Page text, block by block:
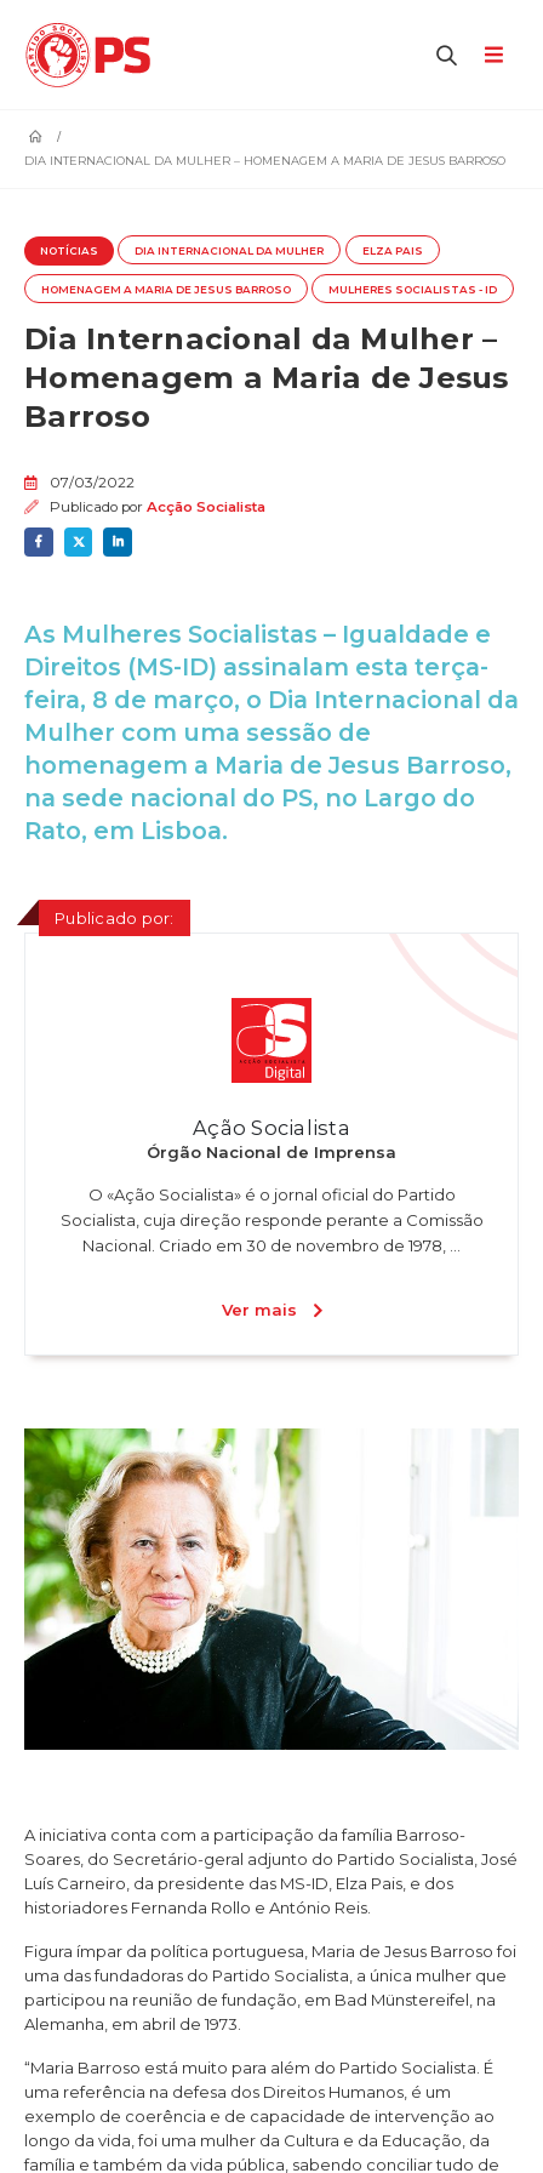
DIA INTERNACIONAL DA MULHER – HOMENAGEM A MARIA DE JESUS BARROSO
NOTÍCIAS DIA INTERNACIONAL DA MULHER ELZA PAIS
HOMENAGEM A MARIA DE JESUS BARROSO MULHERES SOCIALISTAS - ID
Dia Internacional da Mulher –
Homenagem a Maria de Jesus
Barroso
07/03/2022
Publicado por Acção Socialista
As Mulheres Socialistas – Igualdade e
Direitos (MS-ID) assinalam esta terça-
feira, 8 de março, o Dia Internacional da
Mulher com uma sessão de
homenagem a Maria de Jesus Barroso,
na sede nacional do PS, no Largo do
Rato, em Lisboa.
Publicado por:
Ação Socialista
Órgão Nacional de Imprensa
O «Ação Socialista» é o jornal oficial do Partido
Socialista, cuja direção responde perante a Comissão
Nacional. Criado em 30 de novembro de 1978, ...
Ver mais
A iniciativa conta com a participação da família Barroso-
Soares, do Secretário-geral adjunto do Partido Socialista, José
Luís Carneiro, da presidente das MS-ID, Elza Pais, e dos
historiadores Fernanda Rollo e António Reis.
Figura ímpar da política portuguesa, Maria de Jesus Barroso foi
uma das fundadoras do Partido Socialista, a única mulher que
participou na reunião de fundação, em Bad Münstereifel, na
Alemanha, em abril de 1973.
“Maria Barroso está muito para além do Partido Socialista. É
uma referência na defesa dos Direitos Humanos, é um
exemplo de coerência e de capacidade de intervenção ao
longo da vida, foi uma mulher da Cultura e da Educação, da
família e também da vida pública, sabendo conciliar tudo de